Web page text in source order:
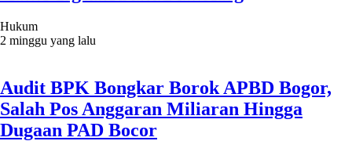
Hukum
2 minggu yang lalu
Audit BPK Bongkar Borok APBD Bogor,
Salah Pos Anggaran Miliaran Hingga
Dugaan PAD Bocor